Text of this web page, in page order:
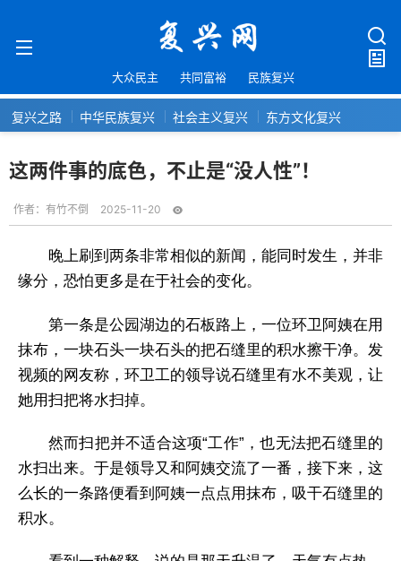
大众民主 共同富裕 民族复兴
复兴之路 中华民族复兴 社会主义复兴 东方文化复兴
这两件事的底色，不止是“没人性”！
作者： 有竹不倒 2025-11-20
晚上刷到两条非常相似的新闻，能同时发生，并非
缘分，恐怕更多是在于社会的变化。
第一条是公园湖边的石板路上，一位环卫阿姨在用
抹布，一块石头一块石头的把石缝里的积水擦干净。发
视频的网友称，环卫工的领导说石缝里有水不美观，让
她用扫把将水扫掉。
然而扫把并不适合这项“工作”，也无法把石缝里的
水扫出来。于是领导又和阿姨交流了一番，接下来，这
么长的一条路便看到阿姨一点点用抹布，吸干石缝里的
积水。